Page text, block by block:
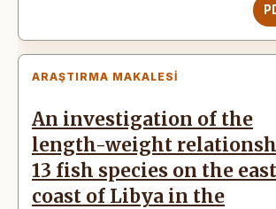
ARAŞTIRMA MAKALESI
An investigation of the
length-weight
13 fish species on the
coast of Libya in the